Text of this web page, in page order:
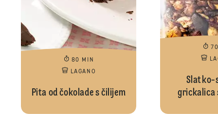
80 MIN
LAGANO
Pita od čokolade s čilijem
Slatko-
grickalica